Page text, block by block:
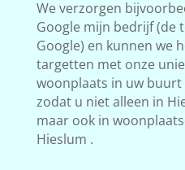
We verzorgen
Google mijn bedrijf (de
Google) en kunnen we
targetten met onze
woonplaats in uw buurt
zodat u niet alleen in
maar ook in
Hieslum .